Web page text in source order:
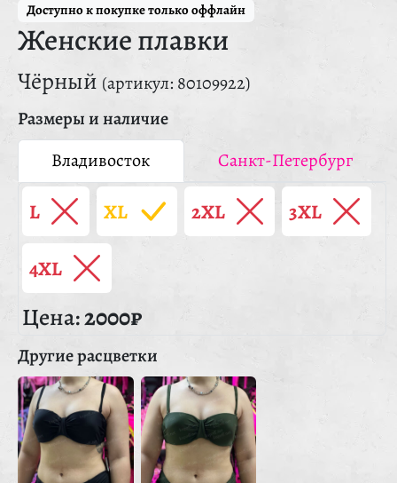
Доступно к покупке только оффлайн
Женские плавки
Чёрный (артикул: 80109922)
Размеры и наличие
Владивосток
Санкт-Петербург
L XL 2XL 3XL
4XL
Цена:2000₽
Другие расцветки